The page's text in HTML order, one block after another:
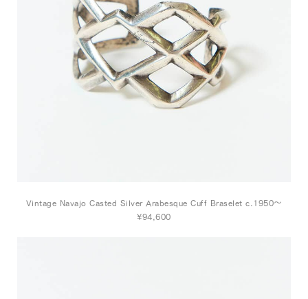
Vintage Navajo Casted Silver Arabesque Cuff Braselet c.1950～
¥94,600